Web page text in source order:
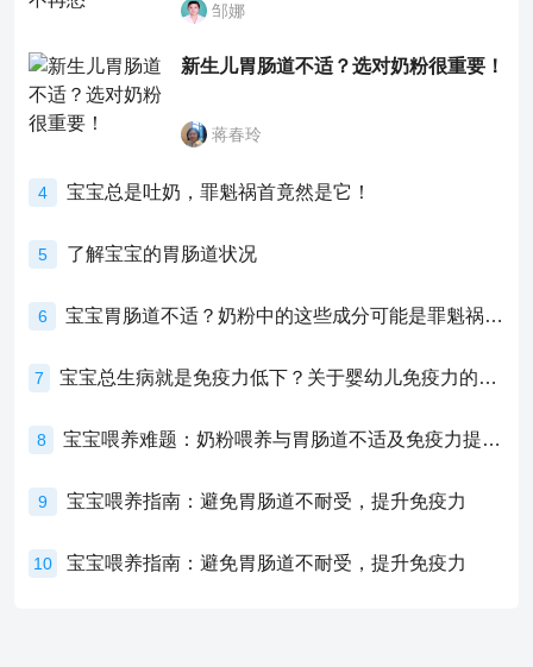
邹娜
新生儿胃肠道不适？选对奶粉很重要！
蒋春玲
4 宝宝总是吐奶，罪魁祸首竟然是它！
5 了解宝宝的胃肠道状况
6 宝宝胃肠道不适？奶粉中的这些成分可能是罪魁祸首！
7 宝宝总生病就是免疫力低下？关于婴幼儿免疫力的真相，家长必须了解！
8 宝宝喂养难题：奶粉喂养与胃肠道不适及免疫力提升的奥秘
9 宝宝喂养指南：避免胃肠道不耐受，提升免疫力
10 宝宝喂养指南：避免胃肠道不耐受，提升免疫力